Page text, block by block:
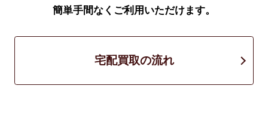
簡単手間なくご利用いただけます。
宅配買取の流れ